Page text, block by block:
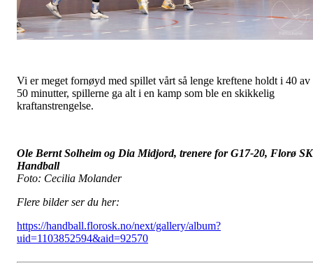
Vi er meget fornøyd med spillet vårt så lenge kreftene holdt i 40 av
50 minutter, spillerne ga alt i en kamp som ble en skikkelig
kraftanstrengelse.
Ole Bernt Solheim og Dia Midjord, trenere for G17-20, Florø SK
Handball
Foto: Cecilia Molander
Flere bilder ser du her:
https://handball.florosk.no/next/gallery/album?
uid=1103852594&aid=92570